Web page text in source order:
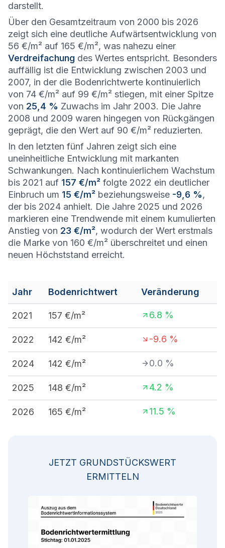
darstellt.
Über den Gesamtzeitraum von 2000 bis 2026
zeigt sich eine deutliche Aufwärtsentwicklung von
56 €/m² auf 165 €/m², was nahezu einer
Verdreifachung des Wertes entspricht. Besonders
auffällig ist die Entwicklung zwischen 2003 und
2007, in der die Bodenrichtwerte kontinuierlich
von 74 €/m² auf 99 €/m² stiegen, mit einer Spitze
von 25,4 % Zuwachs im Jahr 2003. Die Jahre
2008 und 2009 waren hingegen von Rückgängen
geprägt, die den Wert auf 90 €/m² reduzierten.
In den letzten fünf Jahren zeigt sich eine
uneinheitliche Entwicklung mit markanten
Schwankungen. Nach kontinuierlichem Wachstum
bis 2021 auf 157 €/m² folgte 2022 ein deutlicher
Einbruch um 15 €/m² beziehungsweise -9,6 %,
der bis 2024 anhielt. Die Jahre 2025 und 2026
markieren eine Trendwende mit einem kumulierten
Anstieg von 23 €/m², wodurch der Wert erstmals
die Marke von 160 €/m² überschreitet und einen
neuen Höchststand erreicht.
Jahr Bodenrichtwert Veränderung
2021 157 €/m² 6.8 %
2022 142 €/m² -9.6 %
2024 142 €/m² 0.0 %
2025 148 €/m² 4.2 %
2026 165 €/m² 11.5 %
JETZT GRUNDSTÜCKSWERT
ERMITTELN